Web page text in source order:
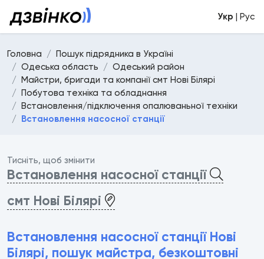
Укр | Рус
Головна
Пошук підрядника в Україні
Одеська область
Одеський район
Майстри, бригади та компанії смт Нові Білярі
Побутова техніка та обладнання
Встановлення/підключення опалюваньної техніки
Встановлення насосної станції
Тисніть, щоб змінити
Встановлення насосної станції
смт Нові Білярі
Встановлення насосної станції Нові
Білярі, пошук майстра, безкоштовні